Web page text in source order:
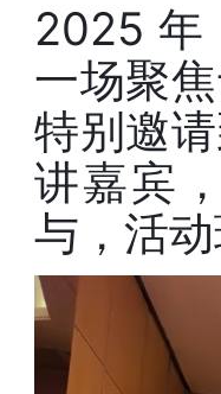
2025 年
一场聚
特别邀
讲嘉宾
与，活